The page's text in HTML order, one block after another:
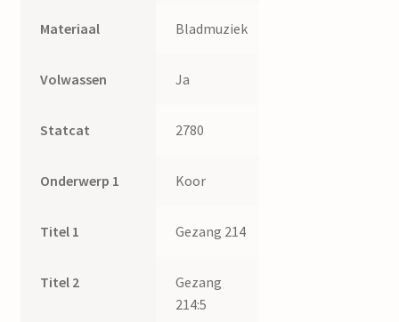
Materiaal Bladmuziek
Volwassen Ja
Statcat 2780
Onderwerp 1 Koor
Titel 1 Gezang 214
Titel 2
Gezang
214:5